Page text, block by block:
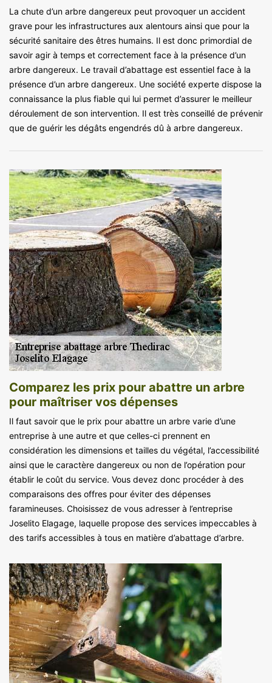
La chute d’un arbre dangereux peut provoquer un accident
grave pour les infrastructures aux alentours ainsi que pour la
sécurité sanitaire des êtres humains. Il est donc primordial de
savoir agir à temps et correctement face à la présence d’un
arbre dangereux. Le travail d’abattage est essentiel face à la
présence d’un arbre dangereux. Une société experte dispose la
connaissance la plus fiable qui lui permet d’assurer le meilleur
déroulement de son intervention. Il est très conseillé de prévenir
que de guérir les dégâts engendrés dû à arbre dangereux.
Comparez les prix pour abattre un arbre
pour maîtriser vos dépenses
Il faut savoir que le prix pour abattre un arbre varie d’une
entreprise à une autre et que celles-ci prennent en
considération les dimensions et tailles du végétal, l’accessibilité
ainsi que le caractère dangereux ou non de l’opération pour
établir le coût du service. Vous devez donc procéder à des
comparaisons des offres pour éviter des dépenses
faramineuses. Choisissez de vous adresser à l’entreprise
Joselito Elagage, laquelle propose des services impeccables à
des tarifs accessibles à tous en matière d’abattage d’arbre.